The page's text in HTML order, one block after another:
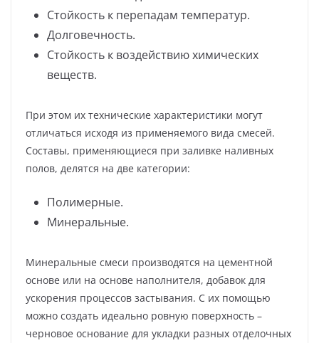
Стойкость к перепадам температур.
Долговечность.
Стойкость к воздействию химических
веществ.
При этом их технические характеристики могут
отличаться исходя из применяемого вида смесей.
Составы, применяющиеся при заливке наливных
полов, делятся на две категории:
Полимерные.
Минеральные.
Минеральные смеси производятся на цементной
основе или на основе наполнителя, добавок для
ускорения процессов застывания. С их помощью
можно создать идеально ровную поверхность –
черновое основание для укладки разных отделочных